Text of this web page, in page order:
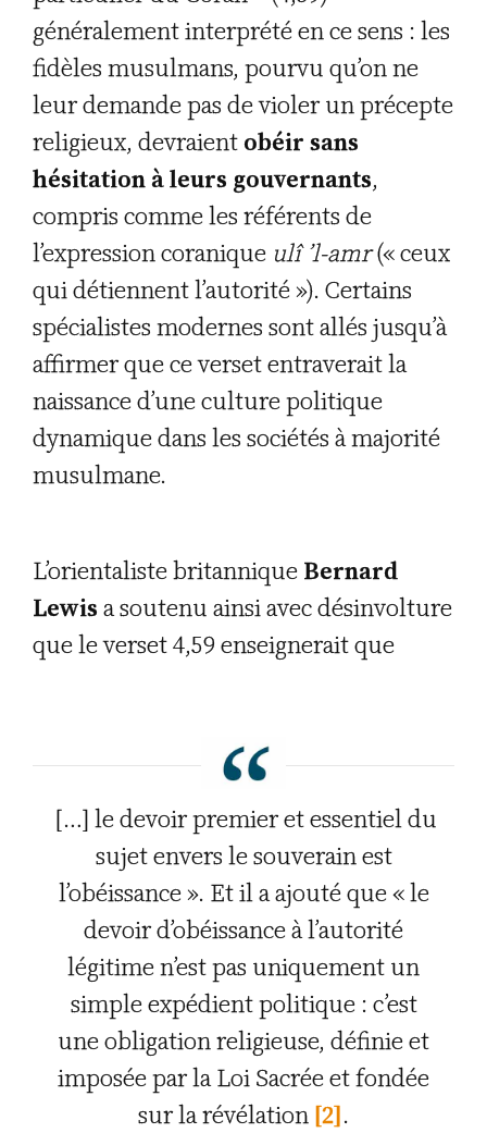
généralement interprété en ce sens : les
fidèles musulmans, pourvu qu’on ne
leur demande pas de violer un précepte
religieux, devraientobéir sans
hésitation à leurs gouvernants,
compris comme les référents de
l’expression coranique ulî ’l-amr(« ceux
qui détiennent l’autorité »). Certains
spécialistes modernes sont allés jusqu’à
affirmer que ce verset entraverait la
naissance d’une culture politique
dynamique dans les sociétés à majorité
musulmane.
L’orientaliste britannique Bernard
Lewis a soutenu ainsi avec désinvolture
que le verset 4,59 enseignerait que
[…] le devoir premier et essentiel du
sujet envers le souverain est
l’obéissance ». Et il a ajouté que « le
devoir d’obéissance à l’autorité
légitime n’est pas uniquement un
simple expédient politique : c’est
une obligation religieuse, définie et
imposée par la Loi Sacrée et fondée
sur la révélation [2].